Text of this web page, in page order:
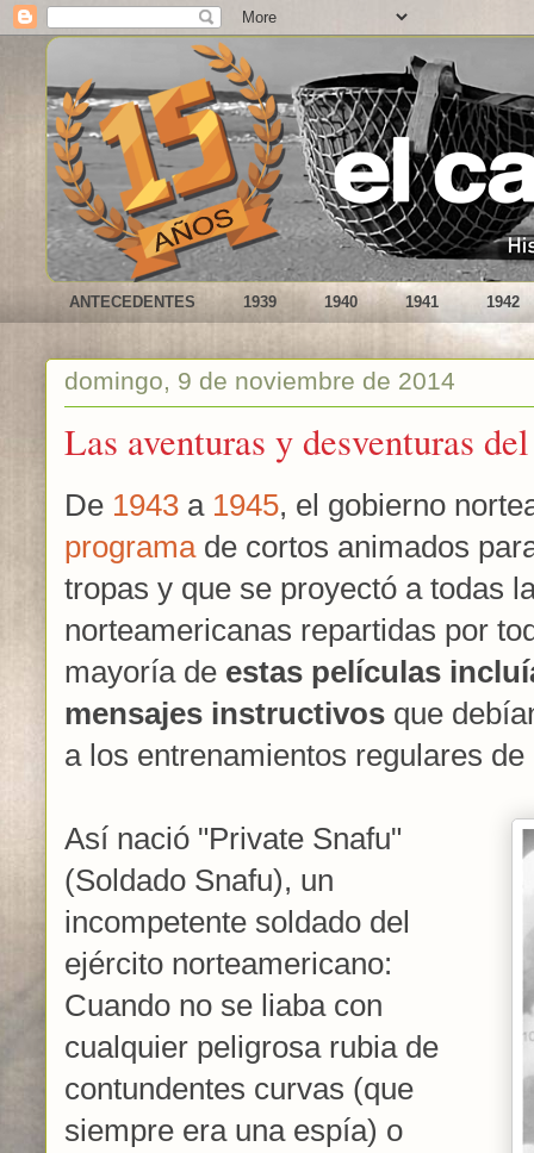
ANTECEDENTES 1939 1940 1941 1942
domingo, 9 de noviembre de 2014
Las aventuras y desventuras
De 1943 a 1945, el gobierno
programa de cortos animados
tropas y que se proyectó a todas
norteamericanas repartidas por
mayoría de estas películas
mensajes instructivos que
a los entrenamientos regulares
Así nació "Private Snafu"
(Soldado Snafu), un
incompetente soldado del
ejército norteamericano:
Cuando no se liaba con
cualquier peligrosa rubia de
contundentes curvas (que
siempre era una espía) o